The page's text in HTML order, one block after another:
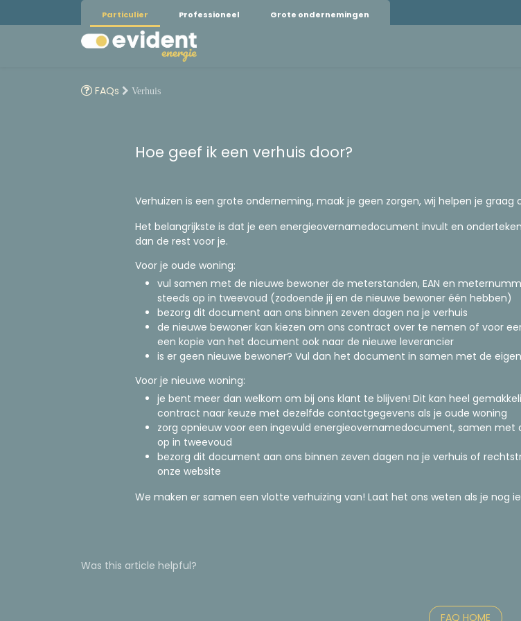
Particulier Professioneel Grote ondernemingen
FAQs Verhuis
Hoe geef ik een verhuis door?
Verhuizen is een grote onderneming, maak je geen zorgen, wij helpen je
Het belangrijkste is dat je een energieovernamedocument invult en
dan de rest voor je.
Voor je oude woning:
vul samen met de nieuwe bewoner de meterstanden, EAN en
steeds op in tweevoud (zodoende jij en de nieuwe bewoner één hebben)
bezorg dit document aan ons binnen zeven dagen na je verhuis
de nieuwe bewoner kan kiezen om ons contract over te nemen of voor
een kopie van het document ook naar de nieuwe leverancier
is er geen nieuwe bewoner? Vul dan het document in samen met de
Voor je nieuwe woning:
je bent meer dan welkom om bij ons klant te blijven! Dit kan heel
contract naar keuze met dezelfde contactgegevens als je oude woning
zorg opnieuw voor een ingevuld energieovernamedocument, samen
op in tweevoud
bezorg dit document aan ons binnen zeven dagen na je verhuis of
onze website
We maken er samen een vlotte verhuizing van! Laat het ons weten als je nog
Was this article helpful?
FAQ HOME